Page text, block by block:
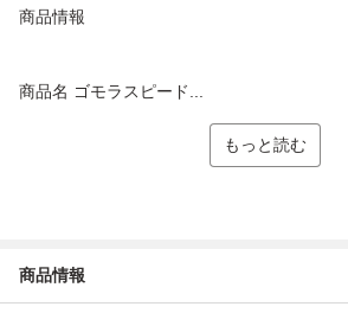
商品情報
商品名 ゴモラスピード...
もっと読む
商品情報